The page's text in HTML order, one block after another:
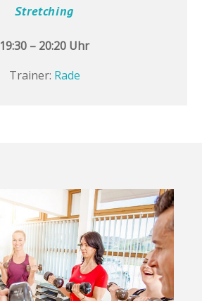
Stretching
19:30 – 20:20 Uhr
Trainer: Rade